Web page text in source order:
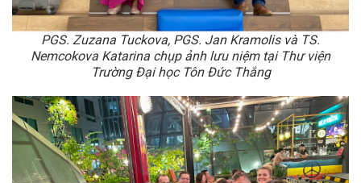
PGS. Zuzana Tuckova, PGS. Jan Kramolis và TS.
Nemcokova Katarina chụp ảnh lưu niệm tại Thư viện
Trường Đại học Tôn Đức Thắng